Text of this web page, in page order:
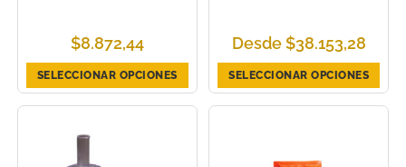
$8.872,44
SELECCIONAR OPCIONES
Desde $38.153,28
SELECCIONAR OPCIONES